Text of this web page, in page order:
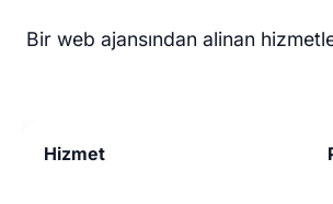
Bir web ajansından alinan
Hizmet